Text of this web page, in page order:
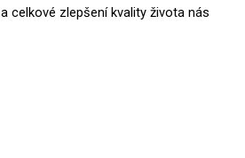
a celkové zlepšení kvality života nás